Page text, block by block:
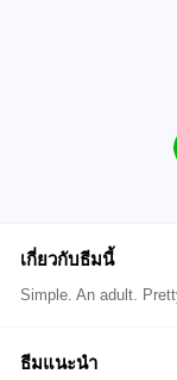
เกี่ยวกับธีมนี้
Simple. An adult.
ธีมแนะนำ